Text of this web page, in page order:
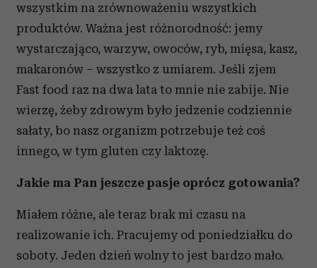
wszystkim na zrównoważeniu wszystkich
produktów. Ważna jest różnorodność: jemy
wystarczająco, warzyw, owoców, ryb, mięsa, kasz,
makaronów – wszystko z umiarem. Jeśli zjem
Fast food raz na dwa lata to mnie nie zabije. Nie
wierzę, żeby zdrowym było jedzenie codziennie
sałaty, bo nasz organizm potrzebuje też coś
innego, w tym gluten czy laktozę.
Jakie ma Pan jeszcze pasje oprócz gotowania?
Miałem różne, ale teraz brak mi czasu na
realizowanie ich. Pracujemy od poniedziałku do
soboty. Jeden dzień wolny to jest bardzo mało.